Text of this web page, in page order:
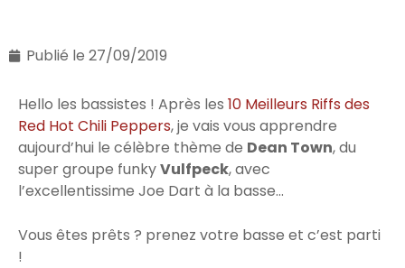
Publié le 27/09/2019
Hello les bassistes ! Après les 10 Meilleurs Riffs des
Red Hot Chili Peppers, je vais vous apprendre
aujourd’hui le célèbre thème de Dean Town, du
super groupe funkyVulfpeck, avec
l’excellentissime Joe Dart à la basse…
Vous êtes prêts ? prenez votre basse et c’est parti
!